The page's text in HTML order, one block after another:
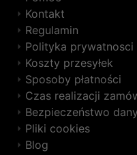
Kontakt
Regulamin
Polityka prywatnosci
Koszty przesyłek
Sposoby płatności
Czas realizacji
Bezpieczeństwo
Pliki cookies
Blog